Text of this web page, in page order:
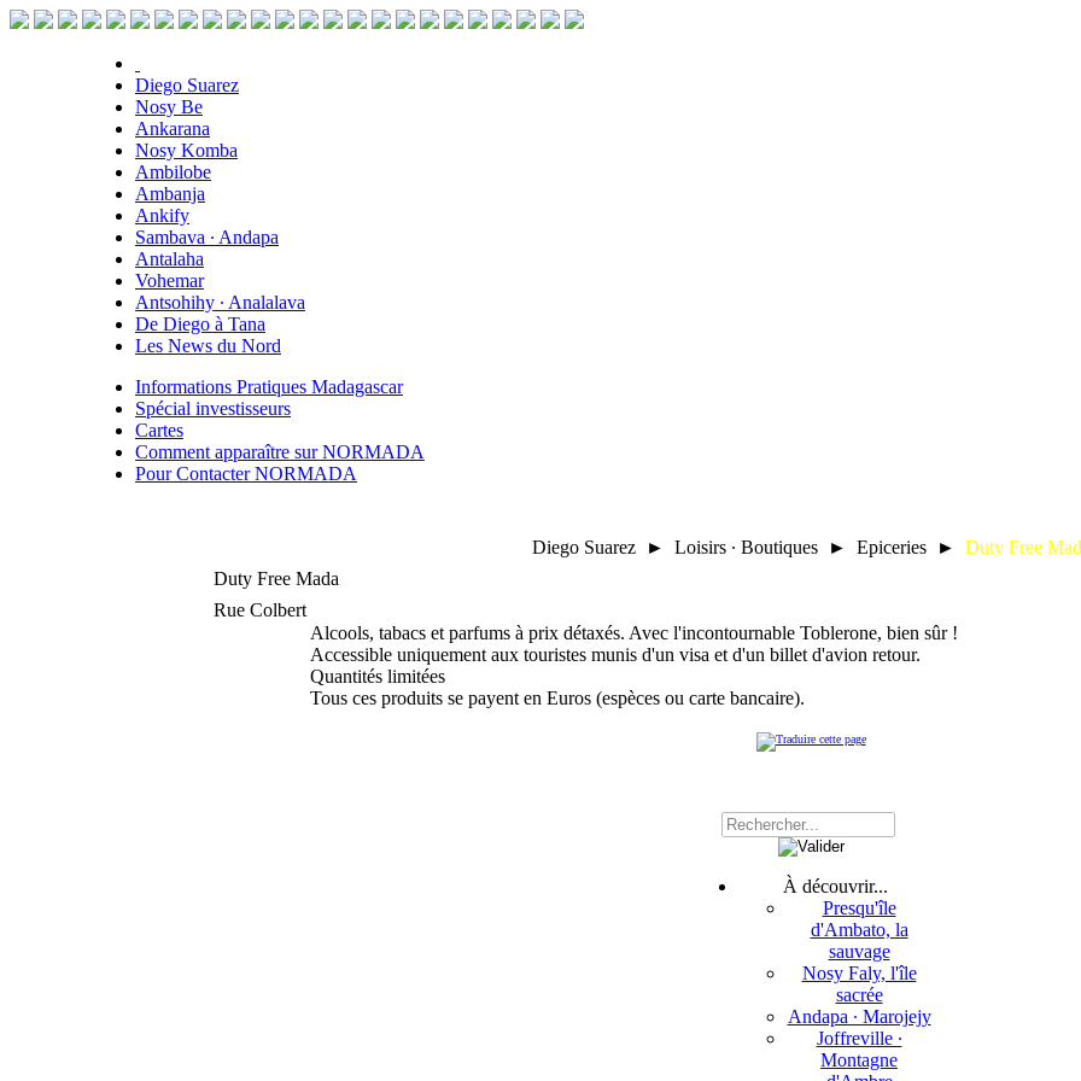
Diego Suarez
Nosy Be
Ankarana
Nosy Komba
Ambilobe
Ambanja
Ankify
Sambava ∙ Andapa
Antalaha
Vohemar
Antsohihy ∙ Analalava
De Diego à Tana
Les News du Nord
Informations Pratiques Madagascar
Spécial investisseurs
Cartes
Comment apparaître sur NORMADA
Pour Contacter NORMADA
Diego Suarez ► Loisirs ∙ Boutiques ► Epiceries ► Duty Free
Duty Free Mada
Rue Colbert
Alcools, tabacs et parfums à prix détaxés. Avec l'incontournable Toblerone, bien sûr !
Accessible uniquement aux touristes munis d'un visa et d'un billet d'avion retour.
Quantités limitées
Tous ces produits se payent en Euros (espèces ou carte bancaire).
À découvrir...
Presqu'île
d'Ambato, la
sauvage
Nosy Faly, l'île
sacrée
Andapa ∙ Marojejy
Joffreville ∙
Montagne